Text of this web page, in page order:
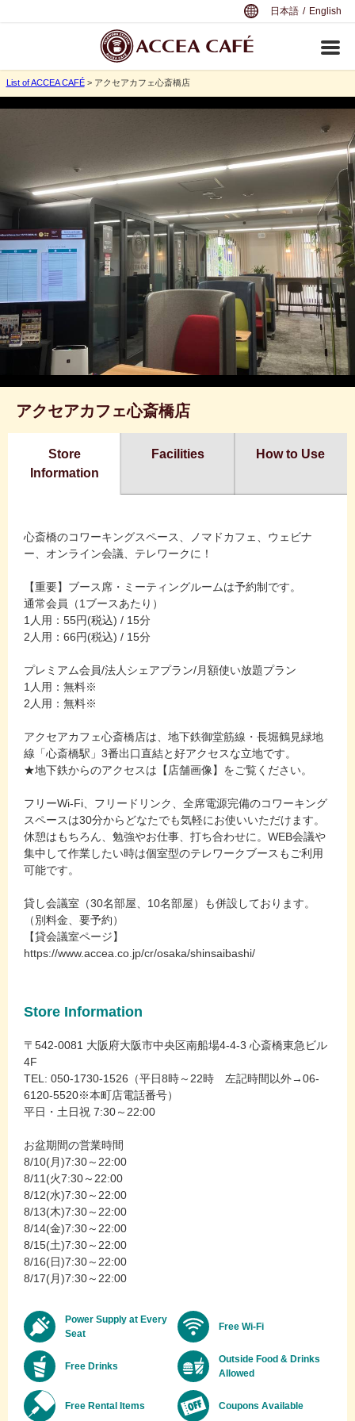
日本語 / English
List of ACCEA CAFÉ> アクセアカフェ心斎橋店
アクセアカフェ心斎橋店
Store
Information
Facilities How to Use
心斎橋のコワーキングスペース、ノマドカフェ、ウェビナ
ー、オンライン会議、テレワークに！
【重要】ブース席・ミーティングルームは予約制です。
通常会員（1ブースあたり）
1人用：55円(税込) / 15分
2人用：66円(税込) / 15分
プレミアム会員/法人シェアプラン/月額使い放題プラン
1人用：無料※
2人用：無料※
アクセアカフェ心斎橋店は、地下鉄御堂筋線・長堀鶴見緑地
線「心斎橋駅」3番出口直結と好アクセスな立地です。
★地下鉄からのアクセスは【店舗画像】をご覧ください。
フリーWi-Fi、フリードリンク、全席電源完備のコワーキング
スペースは30分からどなたでも気軽にお使いいただけます。
休憩はもちろん、勉強やお仕事、打ち合わせに。WEB会議や
集中して作業したい時は個室型のテレワークブースもご利用
可能です。
貸し会議室（30名部屋、10名部屋）も併設しております。
（別料金、要予約）
【貸会議室ページ】
https://www.accea.co.jp/cr/osaka/shinsaibashi/
Store Information
〒542-0081 大阪府大阪市中央区南船場4-4-3 心斎橋東急ビル
4F
TEL: 050-1730-1526（平日8時～22時 左記時間以外→06-
6120-5520※本町店電話番号）
平日・土日祝 7:30～22:00
お盆期間の営業時間
8/10(月)7:30～22:00
8/11(火7:30～22:00
8/12(水)7:30～22:00
8/13(木)7:30～22:00
8/14(金)7:30～22:00
8/15(土)7:30～22:00
8/16(日)7:30～22:00
8/17(月)7:30～22:00
Power Supply at Every
Seat
Free Wi-Fi
Free Drinks
Outside Food & Drinks
Allowed
Free Rental Items Coupons Available